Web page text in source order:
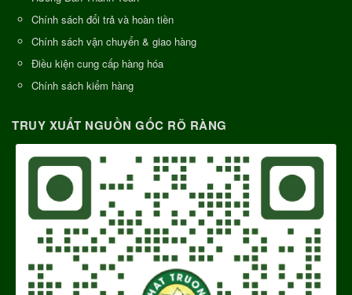
Chính sách đổi trả và hoàn tiền
Chính sách vận chuyển & giao hàng
Điều kiện cung cấp hàng hóa
Chính sách kiểm hàng
TRUY XUẤT NGUỒN GỐC RÕ RÀNG